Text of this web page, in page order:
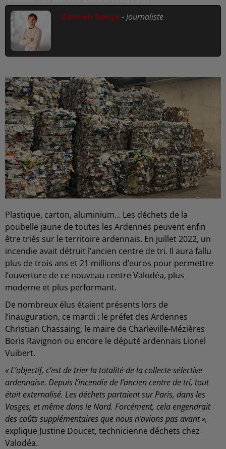
Damien Denys -Journaliste
Plastique, carton, aluminium… Les déchets de la
poubelle jaune de toutes les Ardennes peuvent enfin
être triés sur le territoire ardennais. En juillet 2022, un
incendie avait détruit l’ancien centre de tri. Il aura fallu
plus de trois ans et 21 millions d’euros pour permettre
l’ouverture de ce nouveau centre Valodéa, plus
moderne et plus performant.
De nombreux élus étaient présents lors de
l’inauguration, ce mardi : le préfet des Ardennes
Christian Chassaing, le maire de Charleville-Mézières
Boris Ravignon ou encore le député ardennais Lionel
Vuibert.
« L’objectif, c’est de trier la totalité de la collecte sélective
ardennaise. Depuis l’incendie de l’ancien centre de tri, tout
était externalisé. Les déchets partaient sur Paris, dans les
Vosges, et même dans le Nord. Forcément, cela engendrait
des coûts supplémentaires que nous n’avions pas avant »,
explique Justine Doucet, technicienne déchets chez
Valodéa.